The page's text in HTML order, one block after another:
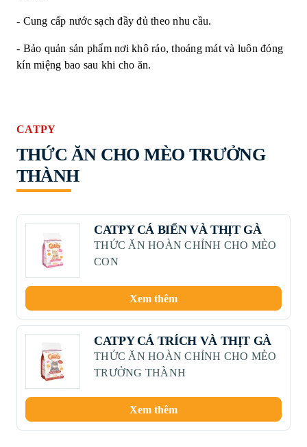
- Cung cấp nước sạch đầy đủ theo nhu cầu.
- Bảo quản sản phẩm nơi khô ráo, thoáng mát và luôn đóng
kín miệng bao sau khi cho ăn.
CATPY
THỨC ĂN CHO MÈO TRƯỞNG
THÀNH
CATPY CÁ BIỂN VÀ THỊT GÀ
THỨC ĂN HOÀN CHỈNH CHO MÈO
CON
Xem thêm
CATPY CÁ TRÍCH VÀ THỊT GÀ
THỨC ĂN HOÀN CHỈNH CHO MÈO
TRƯỞNG THÀNH
Xem thêm